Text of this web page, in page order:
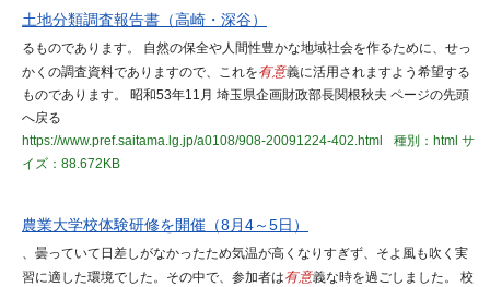
土地分類調査報告書（高崎・深谷）
るものであります。 自然の保全や人間性豊かな地域社会を作るために、せっ
かくの調査資料でありますので、これを有意義に活用されますよう希望する
ものであります。 昭和53年11月 埼玉県企画財政部長関根秋夫 ページの先頭
へ戻る
https://www.pref.saitama.lg.jp/a0108/908-20091224-402.html
種別：html サ
イズ：88.672KB
農業大学校体験研修を開催（8月4～5日）
、曇っていて日差しがなかったため気温が高くなりすぎず、そよ風も吹く実
習に適した環境でした。その中で、参加者は有意義な時を過ごしました。 校